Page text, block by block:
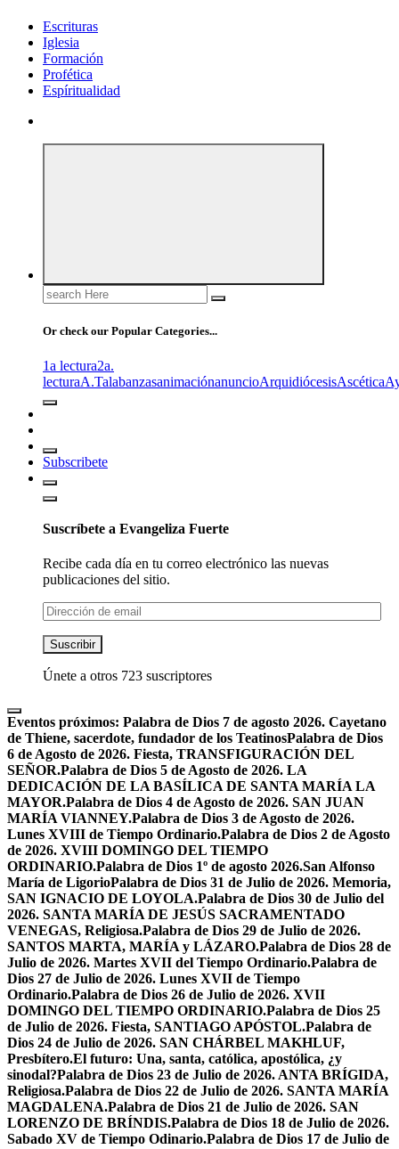
Escrituras
Iglesia
Formación
Profética
Espíritualidad
Search
for:
Or check our Popular Categories...
1a lectura2a.
lecturaA.TalabanzasanimaciónanuncioArquidiócesisAscética
Subscribete
Suscríbete a Evangeliza Fuerte
Recibe cada día en tu correo electrónico las nuevas
publicaciones del sitio.
Dirección
de
email
Suscribir
Únete a otros 723 suscriptores
Eventos próximos: Palabra de Dios 7 de agosto 2026. Cayetano
de Thiene, sacerdote, fundador de los TeatinosPalabra de Dios
6 de Agosto de 2026. Fiesta, TRANSFIGURACIÓN DEL
SEÑOR.Palabra de Dios 5 de Agosto de 2026. LA
DEDICACIÓN DE LA BASÍLICA DE SANTA MARÍA LA
MAYOR.Palabra de Dios 4 de Agosto de 2026. SAN JUAN
MARÍA VIANNEY.Palabra de Dios 3 de Agosto de 2026.
Lunes XVIII de Tiempo Ordinario.Palabra de Dios 2 de Agosto
de 2026. XVIII DOMINGO DEL TIEMPO
ORDINARIO.Palabra de Dios 1º de agosto 2026.San Alfonso
María de LigorioPalabra de Dios 31 de Julio de 2026. Memoria,
SAN IGNACIO DE LOYOLA.Palabra de Dios 30 de Julio del
2026. SANTA MARÍA DE JESÚS SACRAMENTADO
VENEGAS, Religiosa.Palabra de Dios 29 de Julio de 2026.
SANTOS MARTA, MARÍA y LÁZARO.Palabra de Dios 28 de
Julio de 2026. Martes XVII del Tiempo Ordinario.Palabra de
Dios 27 de Julio de 2026. Lunes XVII de Tiempo
Ordinario.Palabra de Dios 26 de Julio de 2026. XVII
DOMINGO DEL TIEMPO ORDINARIO.Palabra de Dios 25
de Julio de 2026. Fiesta, SANTIAGO APÓSTOL.Palabra de
Dios 24 de Julio de 2026. SAN CHÁRBEL MAKHLUF,
Presbítero.El futuro: Una, santa, católica, apostólica, ¿y
sinodal?Palabra de Dios 23 de Julio de 2026. ANTA BRÍGIDA,
Religiosa.Palabra de Dios 22 de Julio de 2026. SANTA MARÍA
MAGDALENA.Palabra de Dios 21 de Julio de 2026. SAN
LORENZO DE BRÍNDIS.Palabra de Dios 18 de Julio de 2026.
Sabado XV de Tiempo Odinario.Palabra de Dios 17 de Julio de